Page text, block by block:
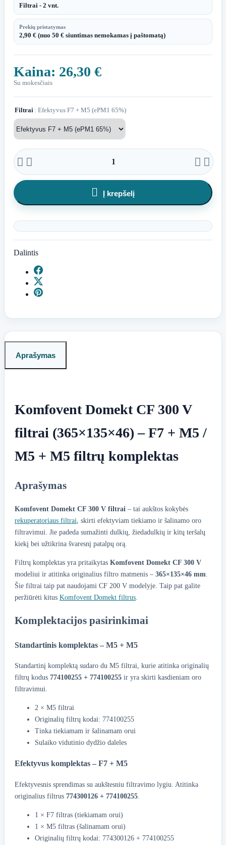
Filtrai - 2 vnt.
Prekių pristatymas
2,90 € (nuo 50 € siuntimas nemokamas į paštomatą)
Kaina: 26,30 €
Su mokesčiais
Filtrai : Efektyvus F7 + M5 (ePM1 65%)
   
 Į krepšelį
Dalintis
Aprašymas
Komfovent Domekt CF 300 V
filtrai (365×135×46) – F7 + M5 /
M5 + M5 filtrų komplektas
Aprašymas
Komfovent Domekt CF 300 V filtrai – tai aukštos kokybės
rekuperatoriaus filtrai , skirti efektyviam tiekiamo ir šalinamo oro
filtravimui. Jie padeda sumažinti dulkių, žiedadulkių ir kitų teršalų
kiekį bei užtikrina švaresnį patalpų orą.
Filtrų komplektas yra pritaikytas Komfovent Domekt CF 300 V
modeliui ir atitinka originalius filtro matmenis – 365×135×46 mm
Šie filtrai taip pat naudojami CF 200 V modelyje. Taip pat galite
peržiūrėti kitus Komfovent Domekt filtrus
Komplektacijos pasirinkimai
Standartinis komplektas – M5 + M5
Standartinį komplektą sudaro du M5 filtrai, kurie atitinka originalių
filtrų kodus 774100255 + 774100255 ir yra skirti kasdieniam oro
filtravimui.
2 × M5 filtrai
Originalių filtrų kodai: 774100255
Tinka tiekiamam ir šalinamam orui
Sulaiko vidutinio dydžio daleles
Efektyvus komplektas – F7 + M5
Efektyvesnis sprendimas su aukštesniu filtravimo lygiu. Atitinka
originalius filtrus 774300126 + 774100255
1 × F7 filtras (tiekiamam orui)
1 × M5 filtras (šalinamam orui)
Originalių filtrų kodai: 774300126 + 774100255